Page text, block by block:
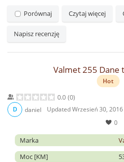
Porównaj Czytaj więcej
Napisz recenzję
Valmet 255 Dane
Hot
0.0 (0)
D daniel UpdatedWrzesień 30, 2016
0
Marka
Moc [KM]